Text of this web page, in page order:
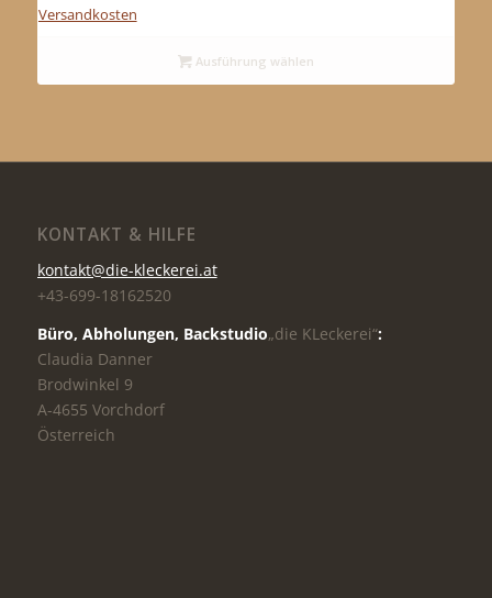
Versandkosten
Ausführung wählen
KONTAKT & HILFE
kontakt@die-kleckerei.at
+43-699-18162520
Büro, Abholungen, Backstudio„die KLeckerei“:
Claudia Danner
Brodwinkel 9
A-4655 Vorchdorf
Österreich